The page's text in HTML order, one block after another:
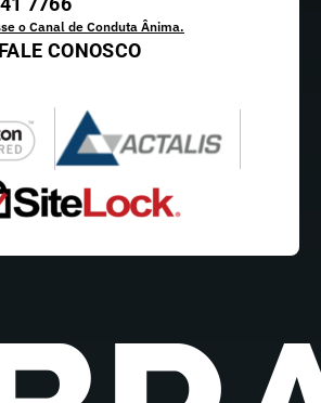
o Canal de Conduta Ânima.
FALE CONOSCO